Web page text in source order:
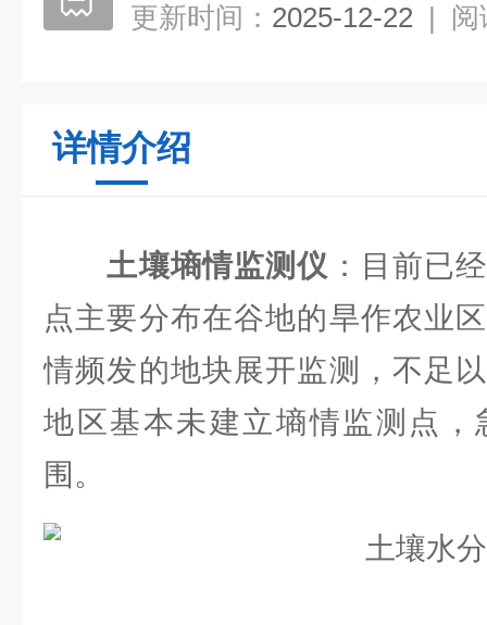
更新时间： 2025-12-22 | 阅
详情介绍
土壤墒情监测仪 ：目前已
点主要分布在谷地的旱作农业
情频发的地块展开监测，不足
地区基本未建立墒情监测点，
围。